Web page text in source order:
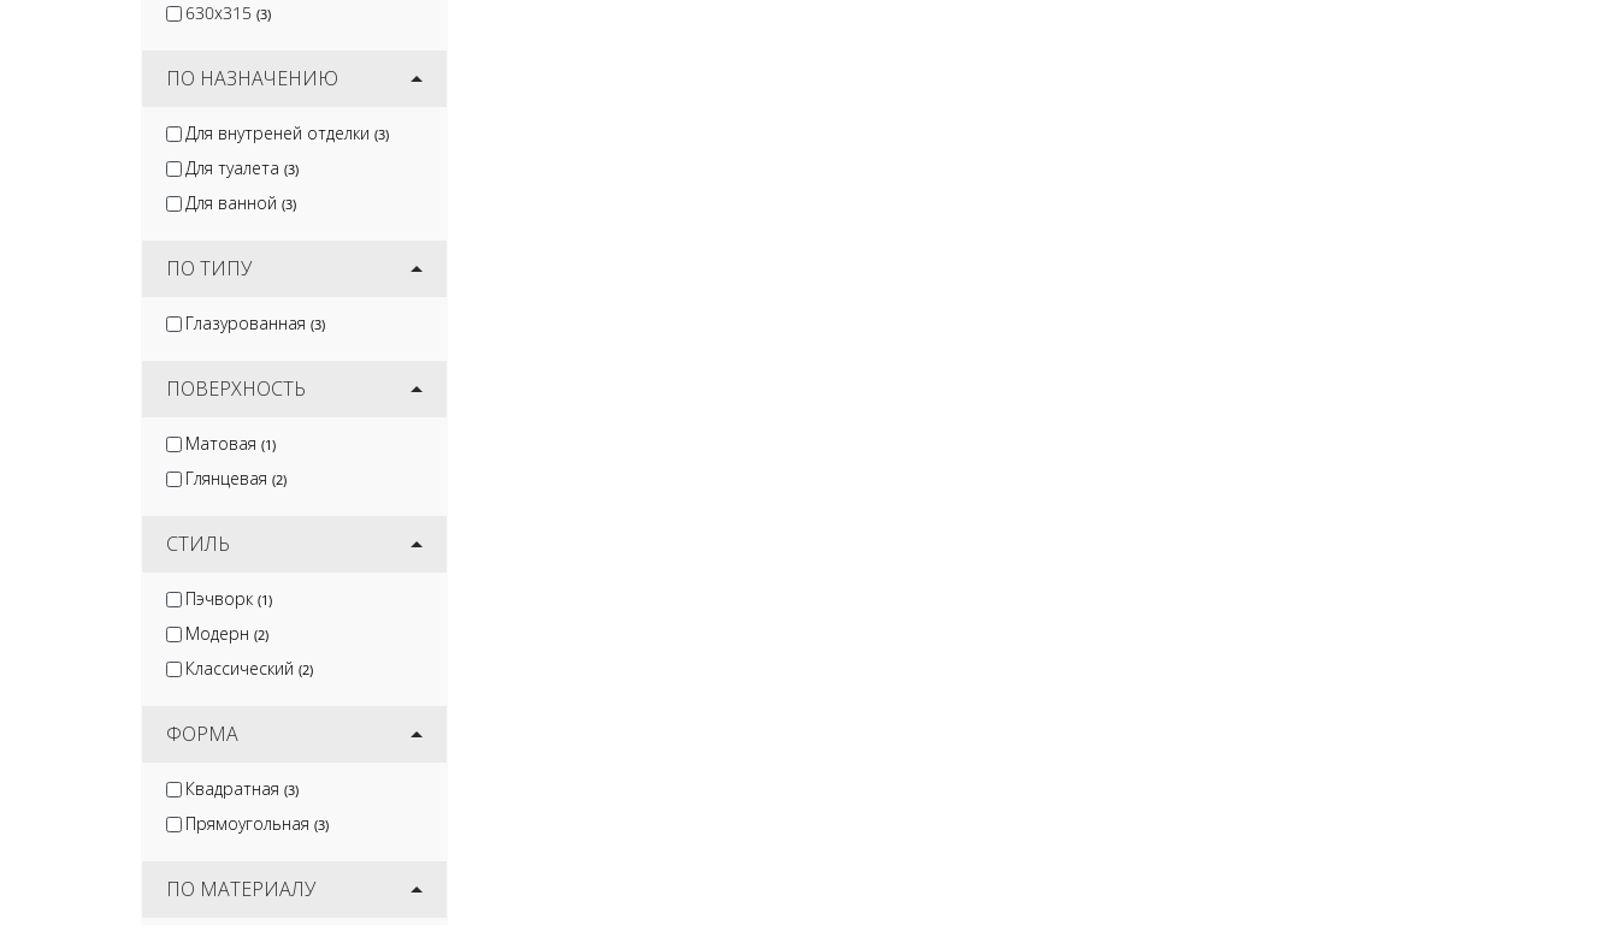
630x315 (3)
ПО НАЗНАЧЕНИЮ
Для внутреней отделки (3)
Для туалета (3)
Для ванной (3)
ПО ТИПУ
Глазурованная (3)
ПОВЕРХНОСТЬ
Матовая (1)
Глянцевая (2)
СТИЛЬ
Пэчворк (1)
Модерн (2)
Классический (2)
ФОРМА
Квадратная (3)
Прямоугольная (3)
ПО МАТЕРИАЛУ